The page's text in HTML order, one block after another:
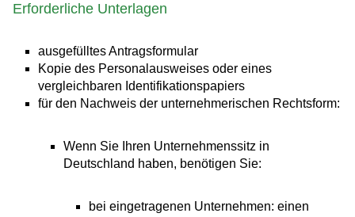
Erforderliche Unterlagen
ausgefülltes Antragsformular
Kopie des Personalausweises oder eines
vergleichbaren Identifikationspapiers
für den Nachweis der unternehmerischen Rechtsform:
Wenn Sie Ihren Unternehmenssitz in
Deutschland haben, benötigen Sie:
bei eingetragenen Unternehmen: einen